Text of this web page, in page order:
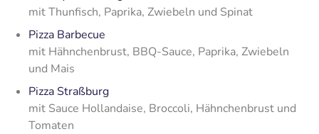
mit Thunfisch, Paprika, Zwiebeln und Spinat
Pizza Barbecue
mit Hähnchenbrust, BBQ-Sauce, Paprika, Zwiebeln
und Mais
Pizza Straßburg
mit Sauce Hollandaise, Broccoli, Hähnchenbrust und
Tomaten